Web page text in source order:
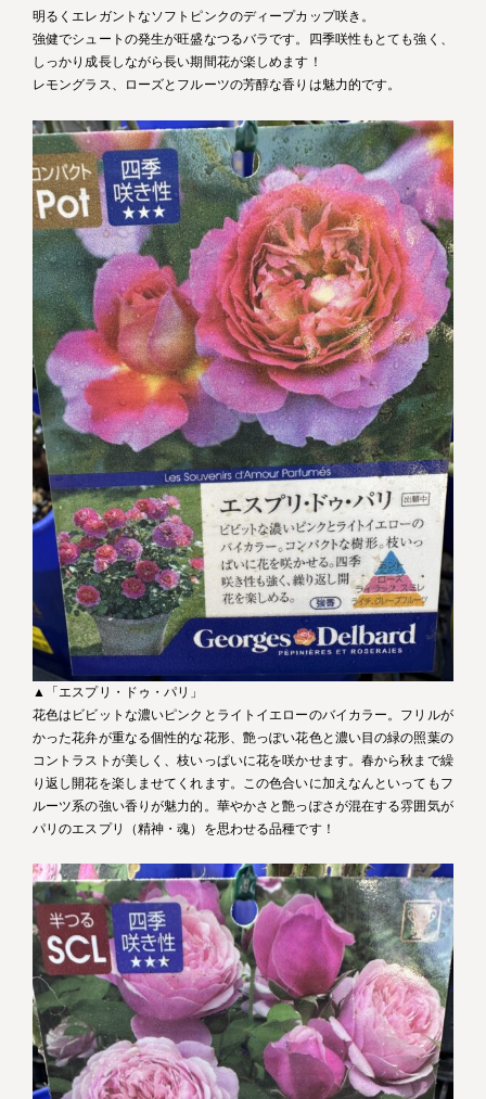
明るくエレガントなソフトピンクのディープカップ咲き。
強健でシュートの発生が旺盛なつるバラです。四季咲性もとても強く、
しっかり成長しながら長い期間花が楽しめます！
レモングラス、ローズとフルーツの芳醇な香りは魅力的です。
▲「エスプリ・ドゥ・パリ」
花色はビビットな濃いピンクとライトイエローのバイカラー。フリルが
かった花弁が重なる個性的な花形、艶っぽい花色と濃い目の緑の照葉の
コントラストが美しく、枝いっぱいに花を咲かせます。春から秋まで繰
り返し開花を楽しませてくれます。この色合いに加えなんといってもフ
ルーツ系の強い香りが魅力的。華やかさと艶っぽさが混在する雰囲気が
パリのエスプリ（精神・魂）を思わせる品種です！